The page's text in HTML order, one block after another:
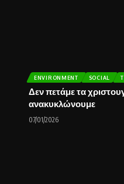
ENVIRONMENT SOCIAL
Δεν πετάμε τα
ανακυκλώνουμε
07/01/2026